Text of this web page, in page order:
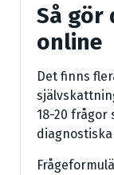
Så gör
online
Det finns
18-20 frågor